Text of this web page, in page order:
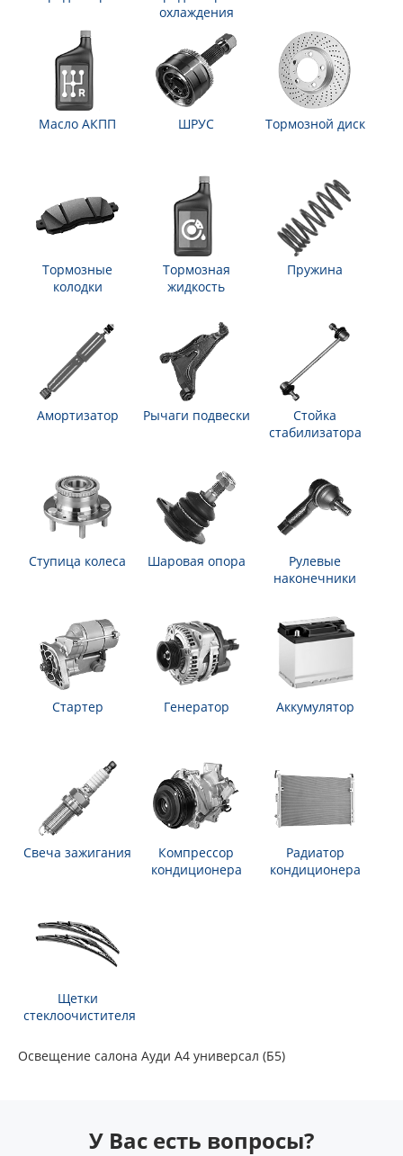
охлаждения
Масло АКПП ШРУС Тормозной диск
Тормозные
колодки
Тормозная
жидкость
Пружина
Амортизатор Рычаги подвески
Стойка
стабилизатора
Ступица колеса Шаровая опора
Рулевые
наконечники
Стартер Генератор Аккумулятор
Свеча зажигания
Компрессор
кондиционера
Радиатор
кондиционера
Щетки
стеклоочистителя
Освещение салона Ауди А4 универсал (Б5)
У Вас есть вопросы?